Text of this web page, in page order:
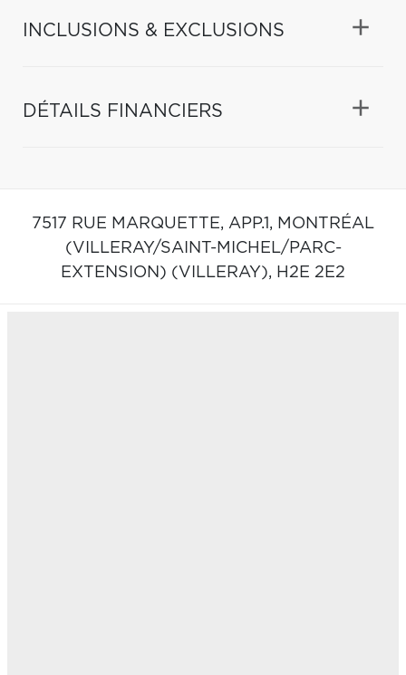
INCLUSIONS & EXCLUSIONS
DÉTAILS FINANCIERS
7517 RUE MARQUETTE, APP.1, MONTRÉAL
(VILLERAY/SAINT-MICHEL/PARC-
EXTENSION) (VILLERAY), H2E 2E2